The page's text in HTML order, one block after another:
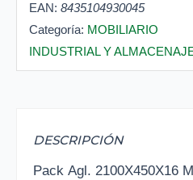
EAN: 8435104930045
Categoría: MOBILIARIO
INDUSTRIAL Y
DESCRIPCIÓN
Pack Agl. 2100X450X16